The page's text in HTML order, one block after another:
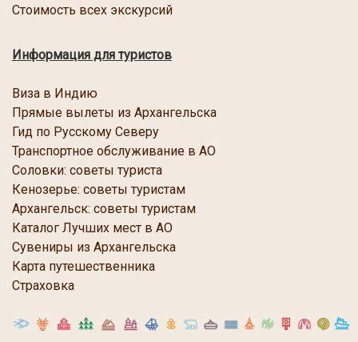
Стоимость всех экскурсий
Информация для туристов
Виза в Индию
Прямые вылеты из Архангельска
Гид по Русскому Северу
Транспортное обслуживание в АО
Соловки: советы туриста
Кенозерье: советы туристам
Архангельск: советы туристам
Каталог Лучших мест в АО
Сувениры из Архангельска
Карта путешественника
Страховка